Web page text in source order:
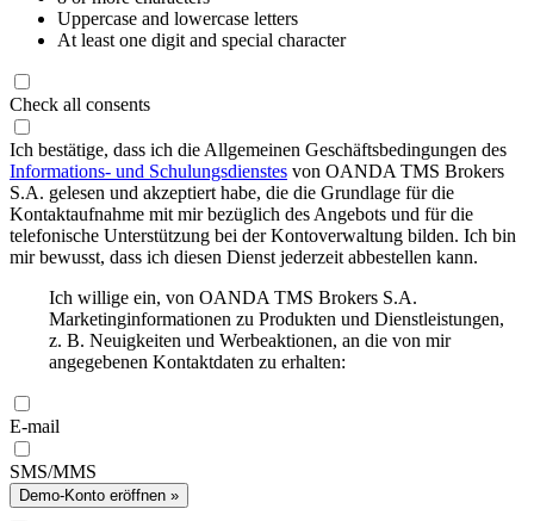
Uppercase and lowercase letters
At least one digit and special character
Check all consents
Ich bestätige, dass ich die Allgemeinen Geschäftsbedingungen des
Informations- und Schulungsdienstes von OANDA TMS Brokers
S.A. gelesen und akzeptiert habe, die die Grundlage für die
Kontaktaufnahme mit mir bezüglich des Angebots und für die
telefonische Unterstützung bei der Kontoverwaltung bilden. Ich bin
mir bewusst, dass ich diesen Dienst jederzeit abbestellen kann.
Ich willige ein, von OANDA TMS Brokers S.A.
Marketinginformationen zu Produkten und Dienstleistungen,
z. B. Neuigkeiten und Werbeaktionen, an die von mir
angegebenen Kontaktdaten zu erhalten:
E-mail
SMS/MMS
Demo-Konto eröffnen »